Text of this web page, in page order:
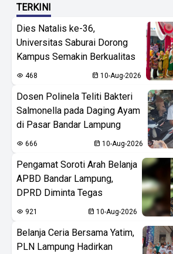
TERKINI
Dies Natalis ke-36,
Universitas Saburai Dorong
Kampus Semakin Berkualitas
468 10-Aug-2026
Dosen Polinela Teliti Bakteri
Salmonella pada Daging Ayam
di Pasar Bandar Lampung
666 10-Aug-2026
Pengamat Soroti Arah Belanja
APBD Bandar Lampung,
DPRD Diminta Tegas
921 10-Aug-2026
Belanja Ceria Bersama Yatim,
PLN Lampung Hadirkan